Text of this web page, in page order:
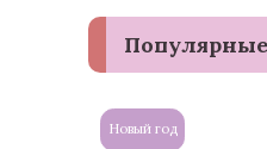
Новый год